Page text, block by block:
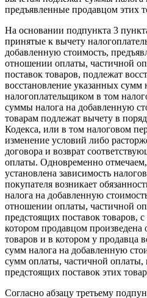
предъявленные продавцом этих
На основании подпункта 3
принятые к вычету
добавленную стоимость,
отношении оплаты, частичной
поставок товаров, подлежат
восстановление указанных сумм
налогоплательщиком в том
суммы налога на добавленную
товарам подлежат вычету в
Кодекса, или в том налоговом
изменение условий либо
договора и возврат
оплаты. Одновременно
установлена зависимость
покупателя возникает
налога на добавленную
отношении оплаты, частичной
предстоящих поставок товаров,
котором продавцом произведена
товаров и в котором у продавца
сумм налога на добавленную
сумм оплаты, частичной оплаты,
предстоящих поставок этих
Согласно абзацу третьему